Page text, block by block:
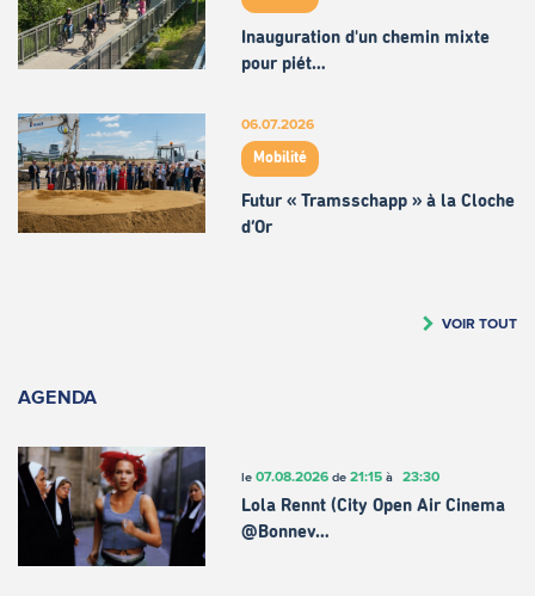
Inauguration d'un chemin mixte
pour piét…
06.07.2026
Mobilité
Futur « Tramsschapp » à la Cloche
d’Or
VOIR TOUT
AGENDA
le 07.08.2026de 21:15à 23:30
Lola Rennt (City Open Air Cinema
@Bonnev…